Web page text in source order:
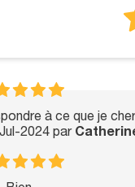
à ce que je
2024 par